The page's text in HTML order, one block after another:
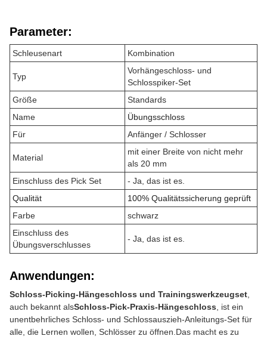
Parameter:
Schleusenart Kombination
Typ
Vorhängeschloss- und
Schlosspiker-Set
Größe
Standards
Name
Übungsschloss
Für
Anfänger / Schlosser
Material
mit einer Breite von nicht mehr
als 20 mm
Einschluss des Pick Set
- Ja, das ist es.
Qualität
100% Qualitätssicherung geprüft
Farbe
schwarz
Einschluss des
Übungsverschlusses
- Ja, das ist es.
Anwendungen:
Schloss-Picking-Hängeschloss und Trainingswerkzeugset
auch bekannt alsSchloss-Pick-Praxis-Hängeschloss , ist ein
unentbehrliches Schloss- und Schlossauszieh-Anleitungs-Set für
alle, die Lernen wollen, Schlösser zu öffnen.Das macht es zu